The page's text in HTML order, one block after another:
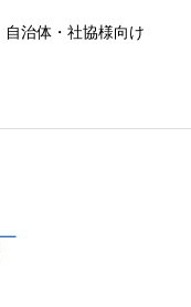
自治体・社協様向け